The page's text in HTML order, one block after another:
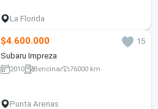
La Florida
$4.600.000
15
Subaru Impreza
2010 Bencina 76000 km
Punta Arenas